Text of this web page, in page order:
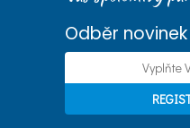
Odběr novinek